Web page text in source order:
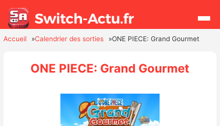
Accueil Calendrier des sorties ONE PIECE: Grand Gourmet
ONE PIECE: Grand Gourmet